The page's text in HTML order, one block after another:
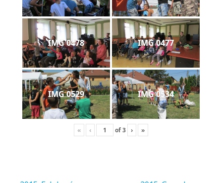
IMG 0478 IMG 0477
IMG 0529 IMG 0534
« ‹ of3 › »